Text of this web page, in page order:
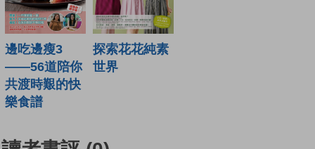
邊吃邊瘦3
——56道陪你
共渡時艱的快
樂食譜
探索花花純素
世界